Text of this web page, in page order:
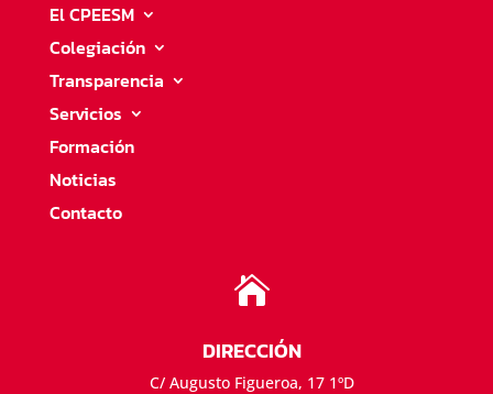
El CPEESM
Colegiación
Transparencia
Servicios
Formación
Noticias
Contacto

DIRECCIÓN
C/ Augusto Figueroa, 17 1ºD